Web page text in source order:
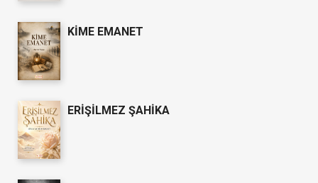
KİME EMANET
ERİŞİLMEZ ŞAHİKA